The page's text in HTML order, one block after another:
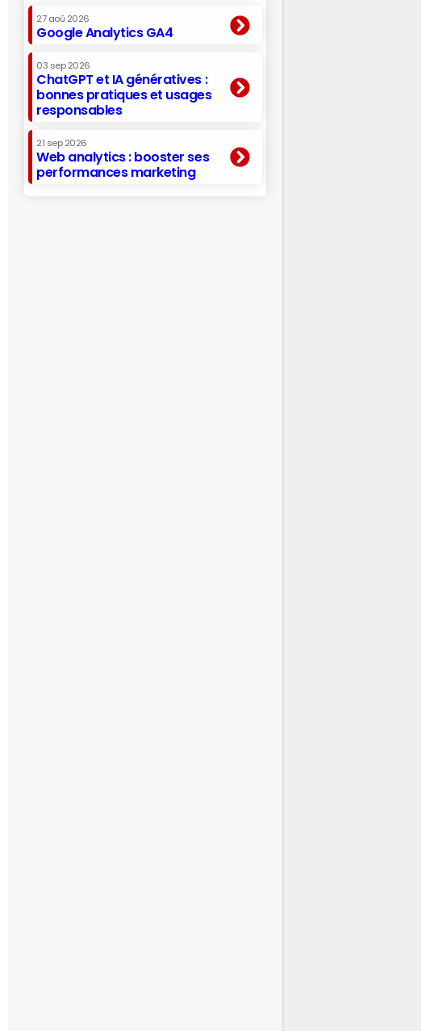
27 aoû 2026
Google Analytics GA4
03 sep 2026
ChatGPT et IA génératives :
bonnes pratiques et usages
responsables
21 sep 2026
Web analytics : booster ses
performances marketing